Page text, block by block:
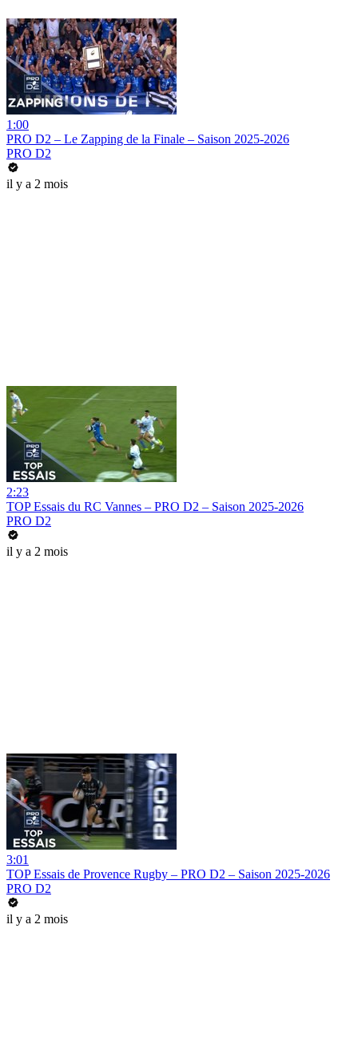
1:00
PRO D2 – Le Zapping de la Finale – Saison 2025-2026
PRO D2
il y a 2 mois
2:23
TOP Essais du RC Vannes – PRO D2 – Saison 2025-2026
PRO D2
il y a 2 mois
3:01
TOP Essais de Provence Rugby – PRO D2 – Saison 2025-2026
PRO D2
il y a 2 mois